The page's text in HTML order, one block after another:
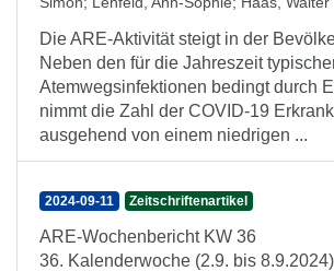
Die ARE-Aktivität steigt in der
Neben den für die Jahreszeit
Atemwegsinfektionen bedingt durch
nimmt die Zahl der COVID-19
ausgehend von einem niedrigen ...
2024-09-11 Zeitschriftenartikel
ARE-Wochenbericht KW 36
36. Kalenderwoche (2.9. bis 8.9.2024)